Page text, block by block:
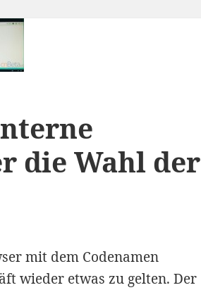
die Wahl der
mit dem Codenamen
wieder etwas zu gelten. Der